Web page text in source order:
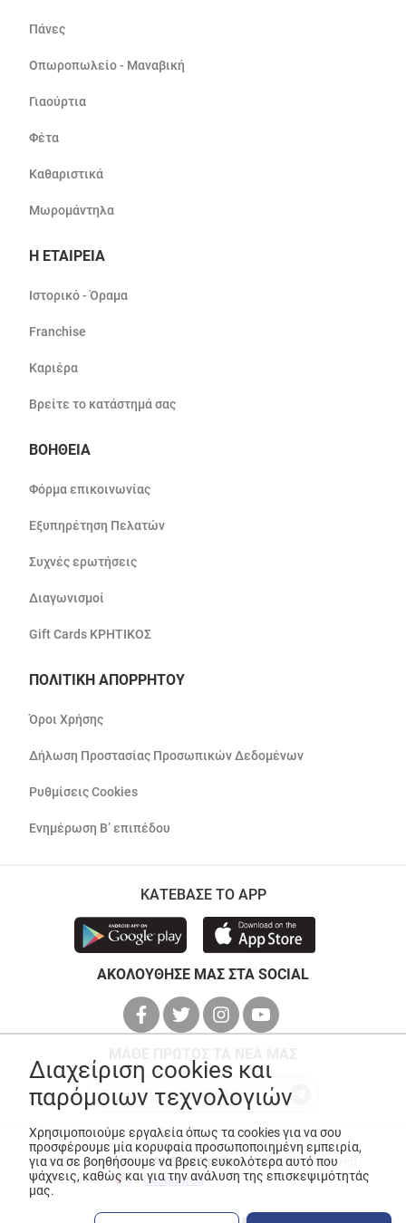
Πάνες
Οπωροπωλείο - Μαναβική
Γιαούρτια
Φέτα
Καθαριστικά
Μωρομάντηλα
Η ΕΤΑΙΡΕΙΑ
Ιστορικό - Όραμα
Franchise
Καριέρα
Βρείτε το κατάστημά σας
ΒΟΗΘΕΙΑ
Φόρμα επικοινωνίας
Εξυπηρέτηση Πελατών
Συχνές ερωτήσεις
Διαγωνισμοί
Gift Cards ΚΡΗΤΙΚΟΣ
ΠΟΛΙΤΙΚΗ ΑΠΟΡΡΗΤΟΥ
Όροι Χρήσης
Δήλωση Προστασίας Προσωπικών Δεδομένων
Ρυθμίσεις Cookies
Ενημέρωση Β’ επιπέδου
ΚΑΤΕΒΑΣΕ ΤΟ APP
ΑΚΟΛΟΥΘΗΣΕ ΜΑΣ ΣΤΑ SOCIAL
© Copyright 2026ANEDIK Kritikos. All Rights Reserved
Made with
byDesquared
Διαχείριση cookies και
παρόμοιων τεχνολογιών
Χρησιμοποιούμε εργαλεία όπως τα cookies για να σου
προσφέρουμε μία κορυφαία προσωποποιημένη εμπειρία,
για να σε βοηθήσουμε να βρεις ευκολότερα αυτό που
ψάχνεις, καθώς και για την ανάλυση της επισκεψιμότητάς
μας.